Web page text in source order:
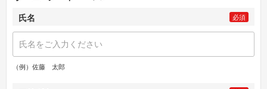
氏名 必須
（例）佐藤 太郎